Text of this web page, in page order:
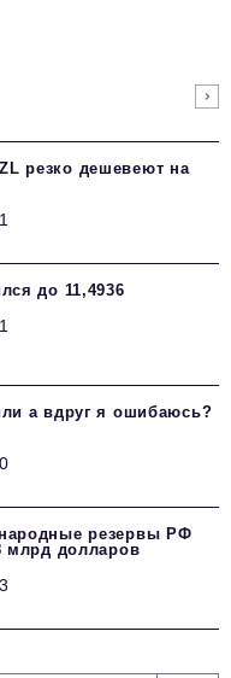
резко дешевеют на
до 11,4936
а вдруг я ошибаюсь?
резервы РФ
млрд долларов